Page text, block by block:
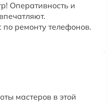
Оперативность и
ремонту телефонов.
мастеров в этой